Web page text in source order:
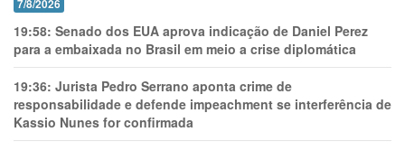
7/8/2026
19:58: Senado dos EUA aprova indicação de Daniel Perez
para a embaixada no Brasil em meio a crise diplomática
19:36: Jurista Pedro Serrano aponta crime de
responsabilidade e defende impeachment se interferência de
Kassio Nunes for confirmada